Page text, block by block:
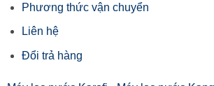
Phương thức vận chuyển
Liên hệ
Đổi trả hàng